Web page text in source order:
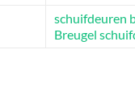
schuifdeuren
Breugel